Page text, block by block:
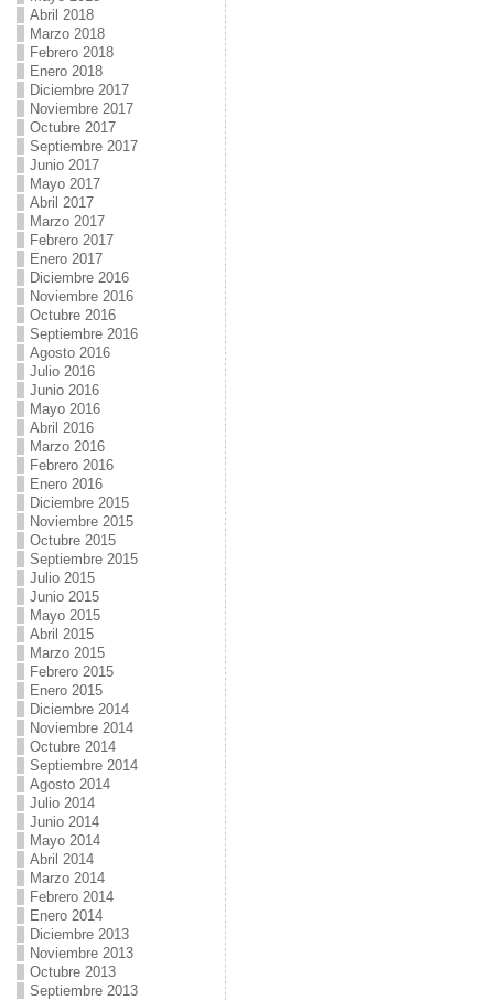
Abril 2018
Marzo 2018
Febrero 2018
Enero 2018
Diciembre 2017
Noviembre 2017
Octubre 2017
Septiembre 2017
Junio 2017
Mayo 2017
Abril 2017
Marzo 2017
Febrero 2017
Enero 2017
Diciembre 2016
Noviembre 2016
Octubre 2016
Septiembre 2016
Agosto 2016
Julio 2016
Junio 2016
Mayo 2016
Abril 2016
Marzo 2016
Febrero 2016
Enero 2016
Diciembre 2015
Noviembre 2015
Octubre 2015
Septiembre 2015
Julio 2015
Junio 2015
Mayo 2015
Abril 2015
Marzo 2015
Febrero 2015
Enero 2015
Diciembre 2014
Noviembre 2014
Octubre 2014
Septiembre 2014
Agosto 2014
Julio 2014
Junio 2014
Mayo 2014
Abril 2014
Marzo 2014
Febrero 2014
Enero 2014
Diciembre 2013
Noviembre 2013
Octubre 2013
Septiembre 2013